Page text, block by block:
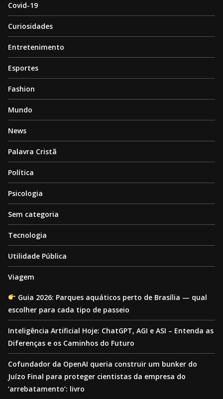
Covid-19
Curiosidades
Entretenimento
Esportes
Fashion
Mundo
News
Palavra Cristã
Política
Psicologia
Sem categoria
Tecnologia
Utilidade Pública
Viagem
Guia 2026: Parques aquáticos perto de Brasília — qual
escolher para cada tipo de passeio
Inteligência Artificial Hoje: ChatGPT, AGI e ASI – Entenda as
Diferenças e os Caminhos do Futuro
Cofundador da OpenAI queria construir um bunker do
Juízo Final para proteger cientistas da empresa do
‘arrebatamento’: livro